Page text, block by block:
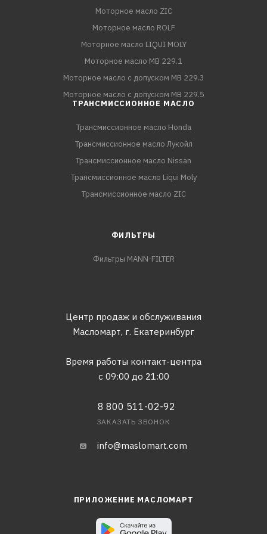
Моторное масло ZIC
Моторное масло ROLF
Моторное масло LIQUI MOLY
Моторное масло MB 229.1
Моторное масло с допуском MB 229.3
Моторное масло с допуском MB 229.5
ТРАНСМИССИОННОЕ МАСЛО
Трансмиссионное масло Honda
Трансмиссионное масло Лукойл
Трансмиссионное масло Nissan
Трансмиссионное масло Liqui Moly
Трансмиссионное масло ZIC
ФИЛЬТРЫ
Фильтры MANN-FILTER
Центр продаж и обслуживания
Масломарт, г. Екатеринбург
Время работы контакт-центра
с 09:00 до 21:00
8 800 511-02-92
ЗАКАЗАТЬ ЗВОНОК
info@maslomart.com
ПРИЛОЖЕНИЕ МАСЛОМАРТ